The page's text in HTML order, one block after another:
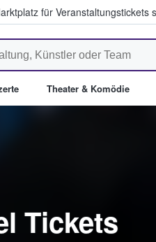
für Veranstaltungstickets
Tickets kaufen &
Theater & Komödie
Tickets